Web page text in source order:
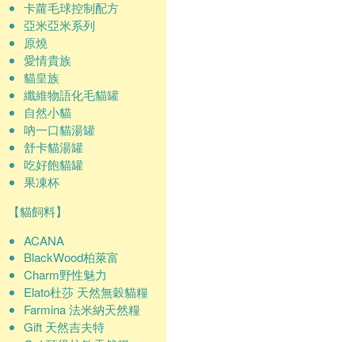
卡蘿毛球控制配方
亞米亞米系列
原燒
愛情貴族
貓皇族
纖維物語化毛貓罐
自然小貓
吶一口貓湯罐
舒卡貓湯罐
吃好飽貓罐
果凍杯
【貓飼料】
ACANA
BlackWood柏萊富
Charm野性魅力
Elato杜莎 天然無穀貓糧
Farmina 法米納天然糧
Gift 天然吉夫特